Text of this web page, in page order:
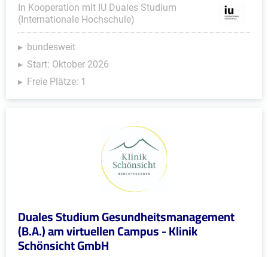
In Kooperation mit IU Duales Studium
(Internationale Hochschule)
bundesweit
Start: Oktober 2026
Freie Plätze: 1
Duales Studium Gesundheitsmanagement
(B.A.) am virtuellen Campus - Klinik
Schönsicht GmbH